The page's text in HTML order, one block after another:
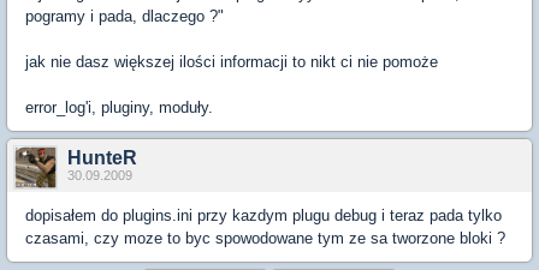
pogramy i pada, dlaczego ?"
jak nie dasz większej ilości informacji to nikt ci nie pomoże
error_log'i, pluginy, moduły.
HunteR
30.09.2009
dopisałem do plugins.ini przy kazdym plugu debug i teraz pada tylko
czasami, czy moze to byc spowodowane tym ze sa tworzone bloki ?